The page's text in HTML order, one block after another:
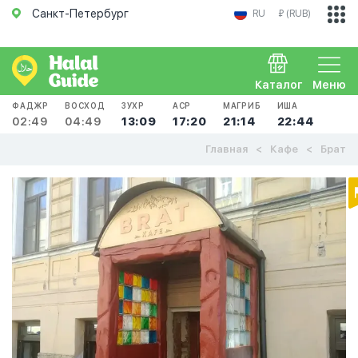
Санкт-Петербург RU ₽ (RUB)
Меню
Каталог
ФАДЖР
02:49
ВОСХОД
04:49
ЗУХР
13:09
АСР
17:20
МАГРИБ
21:14
ИША
22:44
Главная Кафе Брат